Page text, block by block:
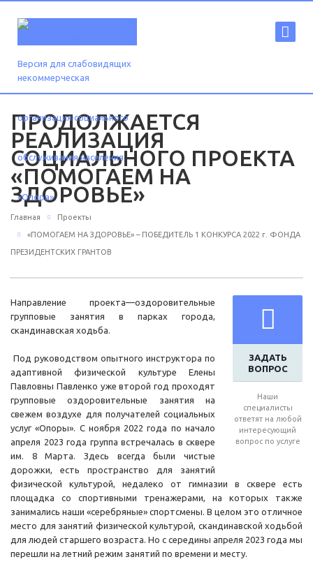
Версия для слабовидящих
ПРОДОЛЖАЕТСЯ
РЕАЛИЗАЦИЯ
СОЦИАЛЬНОГО ПРОЕКТА
«ПОМОГАЕМ НА
ЗДОРОВЬЕ»
Главная Проекты
«ПОМОГАЕМ НА ЗДОРОВЬЕ» – ПОБЕДИТЕЛЬ 1 КОНКУРСА 2022 г. ФОНДА
ПРЕЗИДЕНТСКИХ ГРАНТОВ
ЗАДАТЬ
ВОПРОС
Наши
специалисты
ответят на любой
интересующий
вопрос по услуге
Направление проекта—оздоровительные
групповые занятия в парках города,
скандинавская ходьба.
Под руководством опытного инструктора по
адаптивной физической культуре Елены
Павловны Павленко уже второй год проходят
групповые оздоровительные занятия на
свежем воздухе для получателей социальных
услуг «Опоры». С ноября 2022 года по начало
апреля 2023 года группа встречалась в сквере
им. 8 Марта. Здесь всегда были чистые
дорожки, есть пространство для занятий
физической культурой, недалеко от гимназии в сквере есть
площадка со спортивными тренажерами, на которых также
занимались наши «серебряные» спортсмены. В целом это отличное
место для занятий физической культурой, скандинавской ходьбой
для людей старшего возраста. Но с середины апреля 2023 года мы
перешли на летний режим занятий по времени и месту.